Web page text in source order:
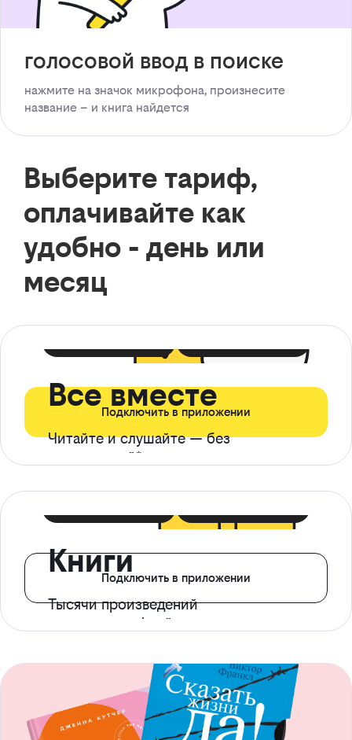
голосовой ввод в поиске
нажмите на значок микрофона, произнесите
название – и книга найдется
Выберите тариф,
оплачивайте как
удобно - день или
месяц
Все вместе
Читайте и слушайте — без
ограничений*
Подключить в приложении
Книги
Тысячи произведений
с доступом офлайн
Подключить в приложении